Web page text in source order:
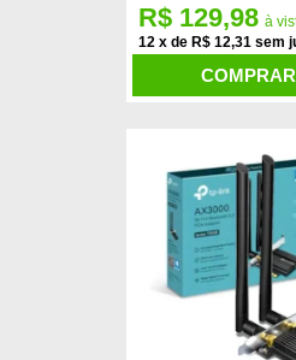
12 x de R$ 12,31
R$ 129,98
COMPRAR